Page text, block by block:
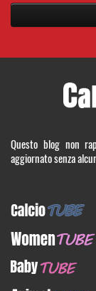
Questo blog non
aggiornato senza